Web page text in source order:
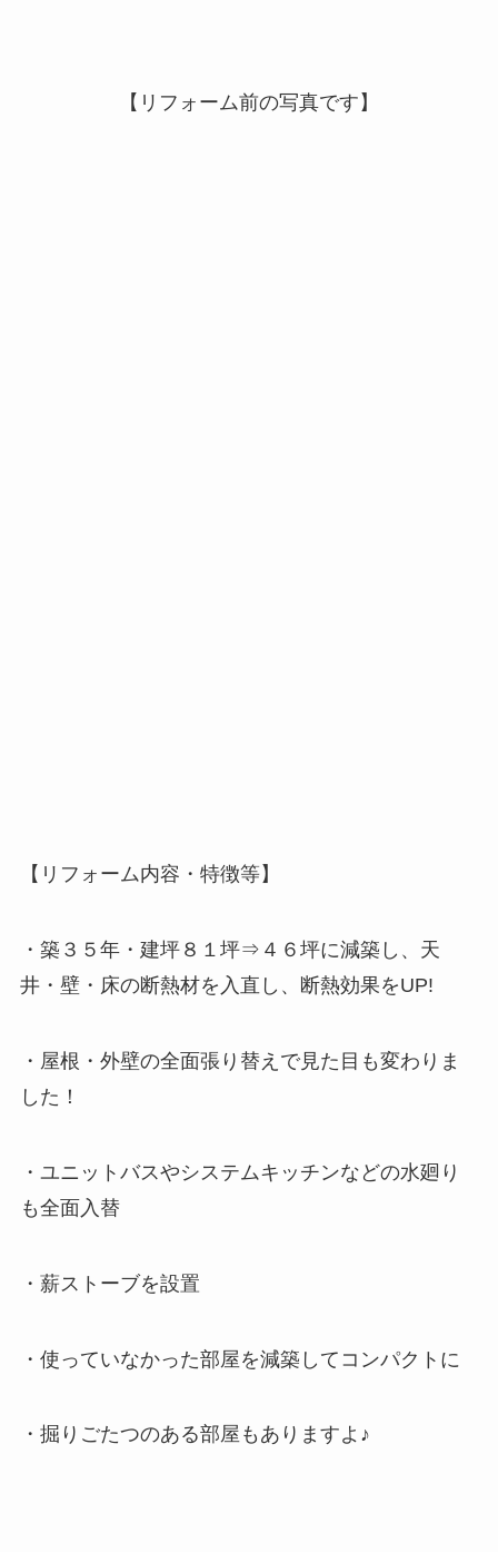
【リフォーム前の写真です】
【リフォーム内容・特徴等】
・築３５年・建坪８１坪⇒４６坪に減築し、天
井・壁・床の断熱材を入直し、断熱効果をUP!
・屋根・外壁の全面張り替えで見た目も変わりま
した！
・ユニットバスやシステムキッチンなどの水廻り
も全面入替
・薪ストーブを設置
・使っていなかった部屋を減築してコンパクトに
・掘りごたつのある部屋もありますよ♪